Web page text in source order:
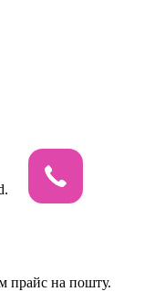
прайс на пошту.